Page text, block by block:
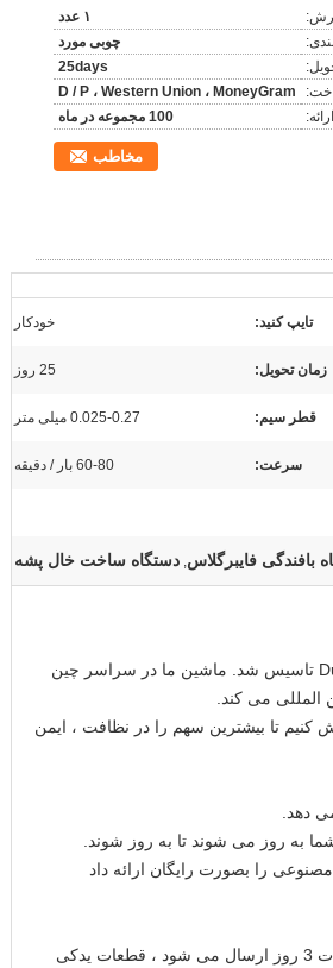
۱ عدد
چوبی مورد
25days
D / P ، Western Union ، MoneyGram
100 مجموعه در ماه
مخاطب
تایپ کنید: خودکار
زمان تحویل: 25 روز
قطر سیم: 0.025-0.27 میلی متر
سرعت: 60-80 بار / دقیقه
بافندگی فایبرگلاس, دستگاه ساخت خال پشه
یک شرکت تولیدی و بازرگانی است که در سال 1972 توسط آقای Duan تاسیس شد. ماشین ما در سراسر چین
المللی می کند.
کنیم تا بیشترین سهم را در نظافت ، ایمن
را بصورت رایگان ارائه داد
5. تهیه قطعات یدکی نیز به موقع ، ما تضمین می کنیم که قطعات یدکی ظرف مدت 3 روز ارسال می شود ، قطعات یدکی